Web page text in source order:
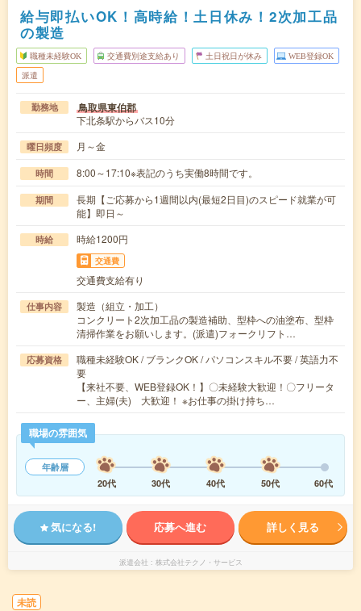
給与即払いOK！高時給！土日休み！2次加工品
の製造
職種未経験OK 交通費別途支給あり 土日祝日が休み WEB登録OK
派遣
勤務地 鳥取県東伯郡
下北条駅からバス10分
曜日頻度 月～金
時間 8:00～17:10※表記のうち実働8時間です。
期間
長期【ご応募から1週間以内(最短2日目)のスピード就業が可
能】即日～
時給 時給1200円
交通費
交通費支給有り
仕事内容
製造（組立・加工）
コンクリート2次加工品の製造補助、型枠への油塗布、型枠
清掃作業をお願いします。(派遣)フォークリフト…
応募資格
職種未経験OK / ブランクOK / パソコンスキル不要 / 英語力不
要
【来社不要、WEB登録OK！】〇未経験大歓迎！〇フリータ
ー、主婦(夫) 大歓迎！ ※お仕事の掛け持ち…
職場の雰囲気
年齢層
20代
30代 40代 50代 60代
気になる! 応募へ進む 詳しく見る
派遣会社 株式会社テクノ・サービス
未読